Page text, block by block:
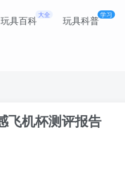
玩具百科 大全 玩具科普学习
飞机杯测评报告